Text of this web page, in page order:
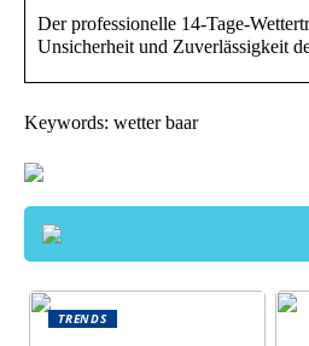
Der professionelle 14-Tage-
Unsicherheit und Zuverlässigkeit
Keywords: wetter baar
TRENDS